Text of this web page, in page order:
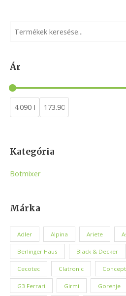
e
r
c
h
Ár
Kategória
Botmixer
Márka
Adler Alpina Ariete
Berlinger Haus Black & Decker
Cecotec Clatronic Concept
G3 Ferrari Girmi Gorenje